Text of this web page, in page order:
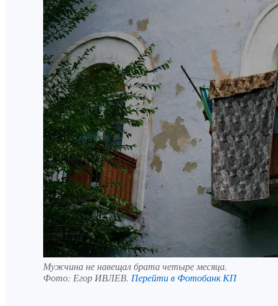
Мужчина не навещал брата четыре месяца.
Фото: Егор ИВЛЕВ. Перейти в Фотобанк КП